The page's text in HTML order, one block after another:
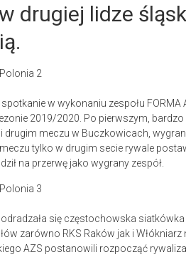
drugiej lidze
w wykonaniu zespołu
2019/2020. Po pierwszym,
i drugim meczu w Buczkowicach,
tylko w drugim secie rywale
na przerwę jako wygrany zespół.
się częstochowska
zarówno RKS Raków jak i Włókniarz
AZS postanowili rozpocząć